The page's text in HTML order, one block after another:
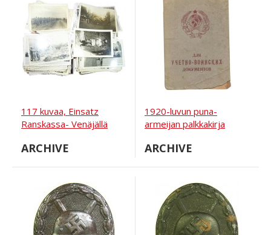
117 kuvaa, Einsatz
Ranskassa- Venäjällä
ARCHIVE
1920-luvun puna-
armeijan palkkakirja
ARCHIVE